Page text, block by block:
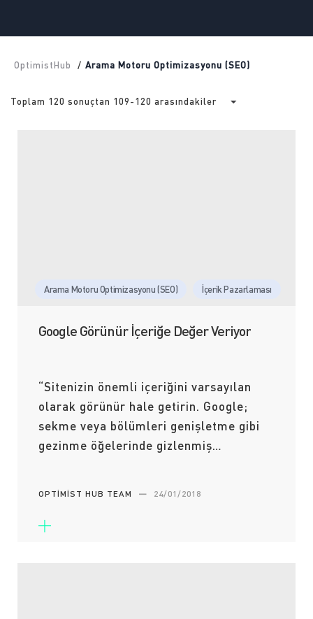
OptimistHub / Arama Motoru Optimizasyonu (SEO)
Toplam 120 sonuçtan 109-120 arasındakiler
Arama Motoru Optimizasyonu (SEO) İçerik Pazarlaması
Google Görünür İçeriğe Değer Veriyor
“Sitenizin önemli içeriğini varsayılan
olarak görünür hale getirin. Google;
sekme veya bölümleri genişletme gibi
gezinme öğelerinde gizlenmiş…
OPTIMIST HUB TEAM — 24/01/2018